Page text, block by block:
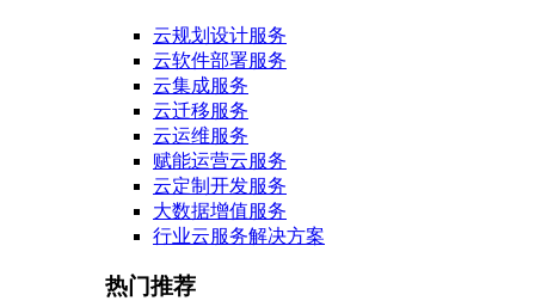
云规划设计服务
云软件部署服务
云集成服务
云迁移服务
云运维服务
赋能运营云服务
云定制开发服务
大数据增值服务
行业云服务解决方案
热门推荐